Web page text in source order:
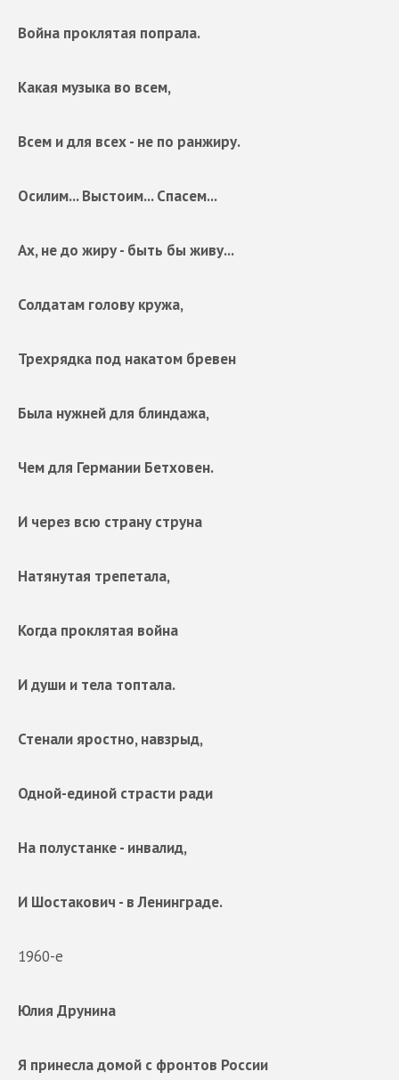
Война проклятая попрала.
Какая музыка во всем,
Всем и для всех - не по ранжиру.
Осилим... Выстоим... Спасем...
Ах, не до жиру - быть бы живу...
Солдатам голову кружа,
Трехрядка под накатом бревен
Была нужней для блиндажа,
Чем для Германии Бетховен.
И через всю страну струна
Натянутая трепетала,
Когда проклятая война
И души и тела топтала.
Стенали яростно, навзрыд,
Одной-единой страсти ради
На полустанке - инвалид,
И Шостакович - в Ленинграде.
1960-е
Юлия Друнина
Я принесла домой с фронтов России